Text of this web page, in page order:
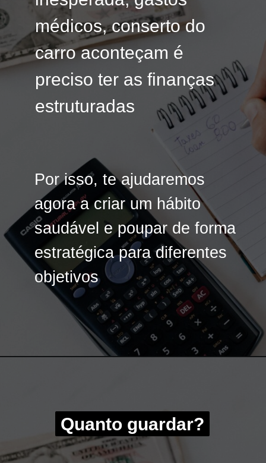
médicos, conserto do
carro aconteçam é
preciso ter as finanças
estruturadas
médicos, conserto do
carro aconteçam é
preciso ter as finanças
estruturadas
Por isso, te ajudaremos
agora a criar um hábito
saudável e poupar de forma
estratégica para diferentes
objetivos
Por isso, te ajudaremos
agora a criar um hábito
saudável epoupar de forma
estratégicapara diferentes
objetivos
Quanto guardar?
Quanto guardar?